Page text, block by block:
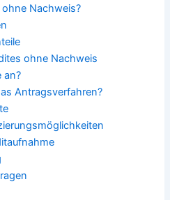
Nachweis?
ohne Nachweis
an?
Antragsverfahren?